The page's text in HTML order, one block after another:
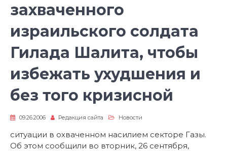
захваченного
израильского солдата
Гилада Шалита, чтобы
избежать ухудшения и
без того кризисной
09.26.2006 Редакция сайта Новости
ситуации в охваченном насилием секторе Газы.
Об этом сообщили во вторник, 26 сентября,